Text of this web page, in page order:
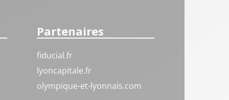
Partenaires
fiducial.fr
lyoncapitale.fr
olympique-et-lyonnais.com